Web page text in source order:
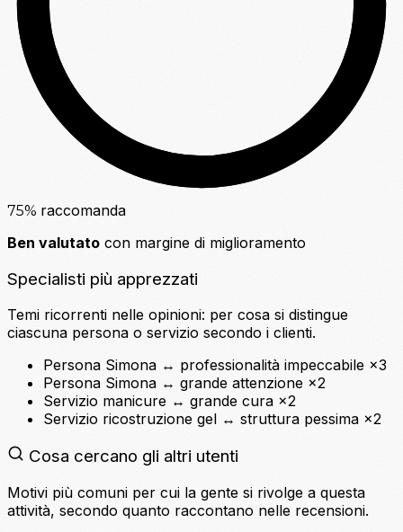
75% raccomanda
Ben valutato con margine di miglioramento
Specialisti più apprezzati
Temi ricorrenti nelle opinioni: per cosa si distingue
ciascuna persona o servizio secondo i clienti.
Persona Simona ↔ professionalità impeccabile ×3
Persona Simona ↔ grande attenzione ×2
Servizio manicure ↔ grande cura ×2
Servizio ricostruzione gel ↔ struttura pessima ×2
Cosa cercano gli altri utenti
Motivi più comuni per cui la gente si rivolge a questa
attività, secondo quanto raccontano nelle recensioni.